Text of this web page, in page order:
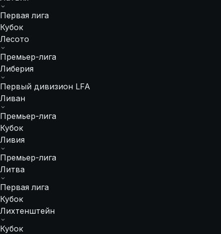
Первая лига
Кубок
Лесото
Премьер-лига
Либерия
Первый дивизион LFA
Ливан
Премьер-лига
Кубок
Ливия
Премьер-лига
Литва
Первая лига
Кубок
Лихтенштейн
Кубок